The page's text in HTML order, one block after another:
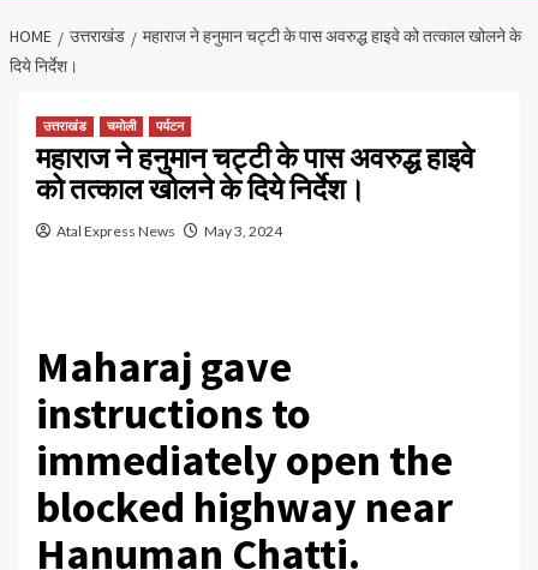
HOME उत्तराखंड
महाराज ने हनुमान चट्टी के पास अवरुद्ध हाइवे को तत्काल खोलने के
दिये निर्देश।
उत्तराखंड चमोली पर्यटन
महाराज ने हनुमान चट्टी के पास अवरुद्ध हाइवे
को तत्काल खोलने के दिये निर्देश।
Atal Express News May 3, 2024
Maharaj gave
instructions to
immediately open the
blocked highway near
Hanuman Chatti.